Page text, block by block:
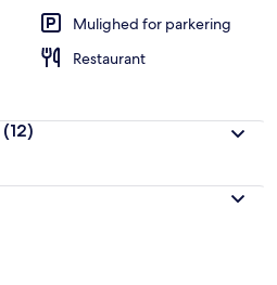
Mulighed for parkering
Restaurant
(12)